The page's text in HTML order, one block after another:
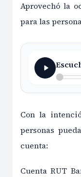
Aprovechó la
para las
Con la
personas
cuenta:
Cuenta RUT